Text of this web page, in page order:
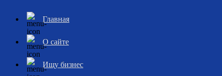
Главная
О сайте
Ищу бизнес